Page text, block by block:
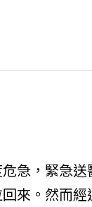
急，緊急
來。然而